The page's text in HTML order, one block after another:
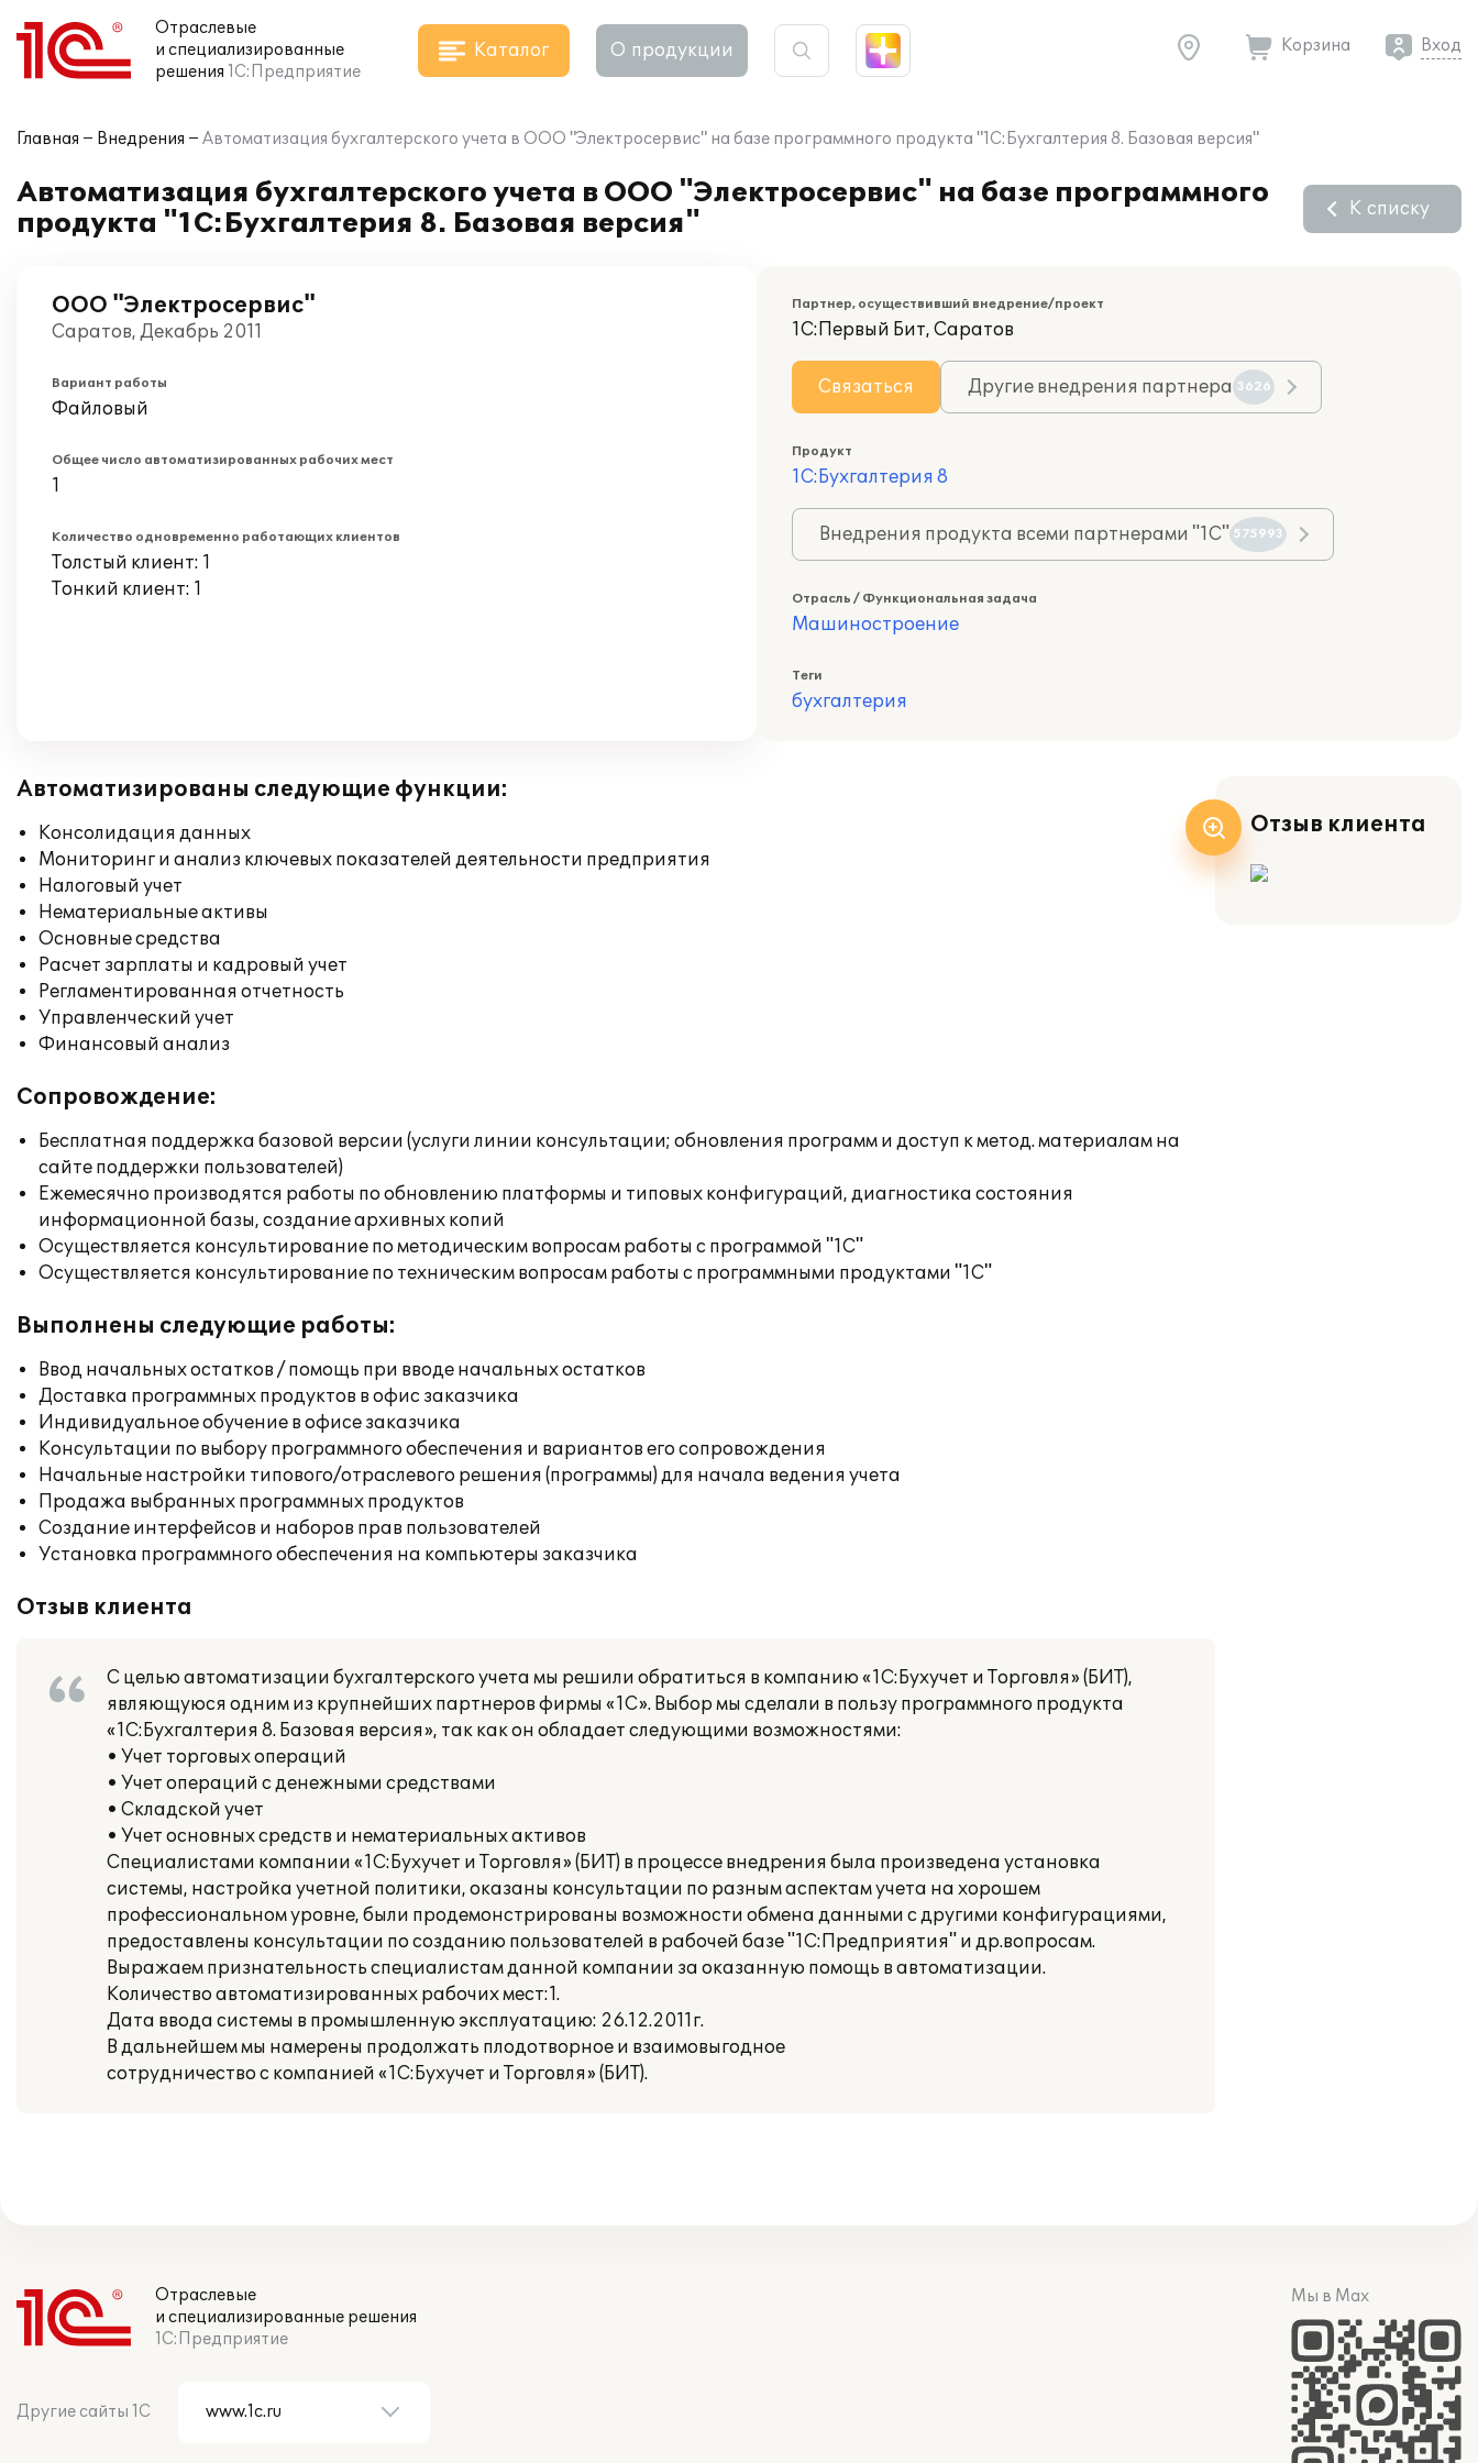
Отраслевые
и специализированные
решения 1С:Предприятие
Каталог О продукции Корзина Вход
Главная Внедрения Автоматизация бухгалтерского учета в ООО "Электросервис" на базе программного продукта "1С:Бухгалтерия 8. Базовая версия"
Автоматизация бухгалтерского учета в ООО "Электросервис" на базе программного
продукта "1С:Бухгалтерия 8. Базовая версия"
К списку
ООО "Электросервис"
Саратов, Декабрь 2011
Вариант работы
Файловый
Общее число автоматизированных рабочих мест
1
Количество одновременно работающих клиентов
Толстый клиент: 1
Тонкий клиент: 1
Партнер, осуществивший внедрение/проект
1С:Первый Бит, Саратов
Связаться Другие внедрения партнера 3626
Продукт
1С:Бухгалтерия 8
Внедрения продукта всеми партнерами "1С" 575993
Отрасль / Функциональная задача
Машиностроение
Теги
бухгалтерия
Автоматизированы следующие функции:
Консолидация данных
Мониторинг и анализ ключевых показателей деятельности предприятия
Налоговый учет
Нематериальные активы
Основные средства
Расчет зарплаты и кадровый учет
Регламентированная отчетность
Управленческий учет
Финансовый анализ
Сопровождение:
Бесплатная поддержка базовой версии (услуги линии консультации; обновления программ и доступ к метод. материалам на
сайте поддержки пользователей)
Ежемесячно производятся работы по обновлению платформы и типовых конфигураций, диагностика состояния
информационной базы, создание архивных копий
Осуществляется консультирование по методическим вопросам работы с программой "1С"
Осуществляется консультирование по техническим вопросам работы с программными продуктами "1С"
Выполнены следующие работы:
Ввод начальных остатков / помощь при вводе начальных остатков
Доставка программных продуктов в офис заказчика
Индивидуальное обучение в офисе заказчика
Консультации по выбору программного обеспечения и вариантов его сопровождения
Начальные настройки типового/отраслевого решения (программы) для начала ведения учета
Продажа выбранных программных продуктов
Создание интерфейсов и наборов прав пользователей
Установка программного обеспечения на компьютеры заказчика
Отзыв клиента
С целью автоматизации бухгалтерского учета мы решили обратиться в компанию «1С:Бухучет и Торговля» (БИТ),
являющуюся одним из крупнейших партнеров фирмы «1С». Выбор мы сделали в пользу программного продукта
«1С:Бухгалтерия 8. Базовая версия», так как он обладает следующими возможностями:
• Учет торговых операций
• Учет операций с денежными средствами
• Складской учет
• Учет основных средств и нематериальных активов
Специалистами компании «1С:Бухучет и Торговля» (БИТ) в процессе внедрения была произведена установка
системы, настройка учетной политики, оказаны консультации по разным аспектам учета на хорошем
профессиональном уровне, были продемонстрированы возможности обмена данными с другими конфигурациями,
предоставлены консультации по созданию пользователей в рабочей базе "1С:Предприятия" и др.вопросам.
Выражаем признательность специалистам данной компании за оказанную помощь в автоматизации.
Количество автоматизированных рабочих мест:1.
Дата ввода системы в промышленную эксплуатацию: 26.12.2011г.
В дальнейшем мы намерены продолжать плодотворное и взаимовыгодное
сотрудничество с компанией «1С:Бухучет и Торговля» (БИТ).
Отзыв клиента
Отраслевые
и специализированные решения
1С:Предприятие
Другие сайты 1С
Мы в Max